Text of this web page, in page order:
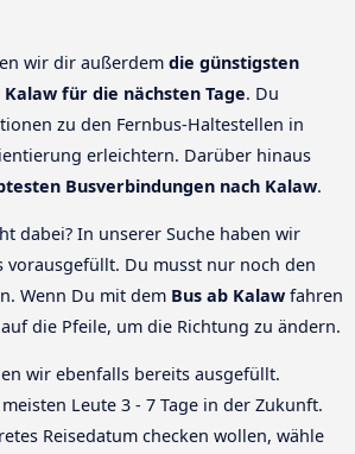
wir dir außerdem die günstigsten
für die nächsten Tage. Du
zu den Fernbus-Haltestellen in
erleichtern. Darüber hinaus
Busverbindungen nach Kalaw.
dabei? In unserer Suche haben wir
vorausgefüllt. Du musst nur noch den
Wenn Du mit dem Bus ab Kalaw fahren
die Pfeile, um die Richtung zu ändern.
wir ebenfalls bereits ausgefüllt.
Leute 3 - 7 Tage in der Zukunft.
Reisedatum checken wollen, wähle